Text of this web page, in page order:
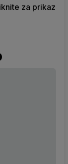
za prikaz